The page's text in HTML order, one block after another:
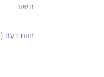
תיאור
חוות דעת (7)